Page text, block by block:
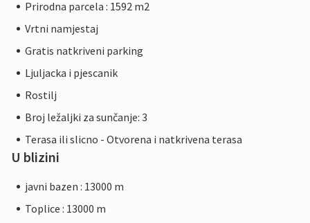
Prirodna parcela : 1592 m2
Vrtni namjestaj
Gratis natkriveni parking
Ljuljacka i pjescanik
Rostilj
Broj ležaljki za sunčanje: 3
Terasa ili slicno - Otvorena i natkrivena terasa
U blizini
javni bazen : 13000 m
Toplice : 13000 m